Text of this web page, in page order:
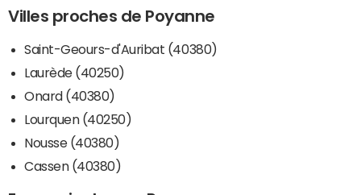
Villes proches de Poyanne
Saint-Geours-d'Auribat (40380)
Laurède (40250)
Onard (40380)
Lourquen (40250)
Nousse (40380)
Cassen (40380)